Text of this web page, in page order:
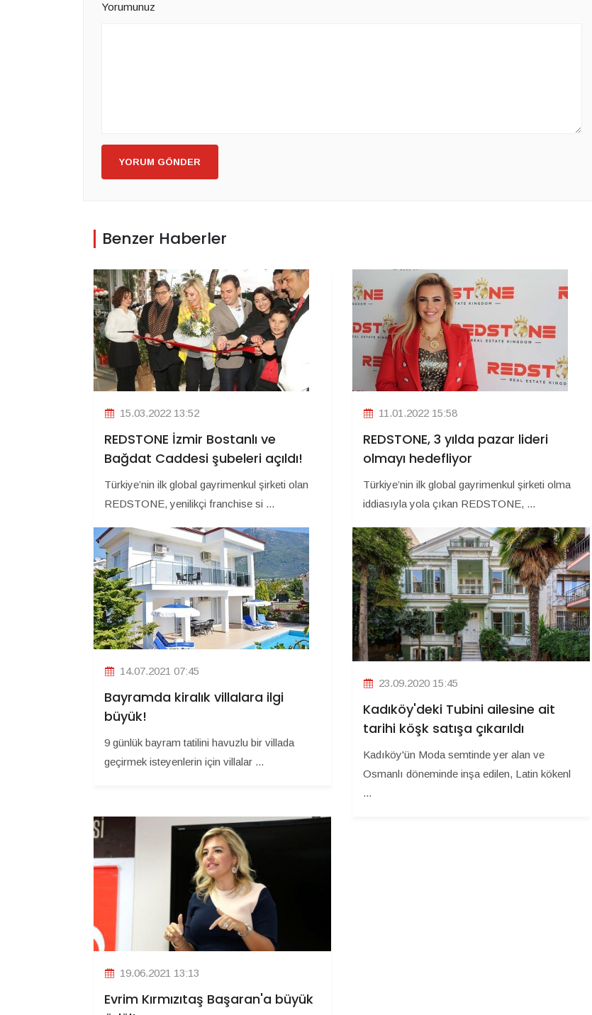
Yorumunuz
YORUM GÖNDER
Benzer Haberler
15.03.2022 13:52
REDSTONE İzmir Bostanlı ve
Bağdat Caddesi şubeleri açıldı!
Türkiye’nin ilk global gayrimenkul şirketi olan
REDSTONE, yenilikçi franchise si ...
11.01.2022 15:58
REDSTONE, 3 yılda pazar lideri
olmayı hedefliyor
Türkiye’nin ilk global gayrimenkul şirketi olma
iddiasıyla yola çıkan REDSTONE, ...
14.07.2021 07:45
Bayramda kiralık villalara ilgi
büyük!
9 günlük bayram tatilini havuzlu bir villada
geçirmek isteyenlerin için villalar ...
23.09.2020 15:45
Kadıköy'deki Tubini ailesine ait
tarihi köşk satışa çıkarıldı
Kadıköy'ün Moda semtinde yer alan ve
Osmanlı döneminde inşa edilen, Latin kökenl
...
19.06.2021 13:13
Evrim Kırmızıtaş Başaran'a büyük